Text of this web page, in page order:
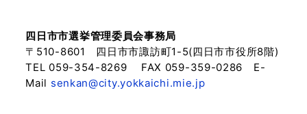
四日市市選挙管理委員会事務局
〒510-8601 四日市市諏訪町1-5(四日市市役所8階)
TEL 059-354-8269 FAX 059-359-0286 E-
Mail senkan@city.yokkaichi.mie.jp